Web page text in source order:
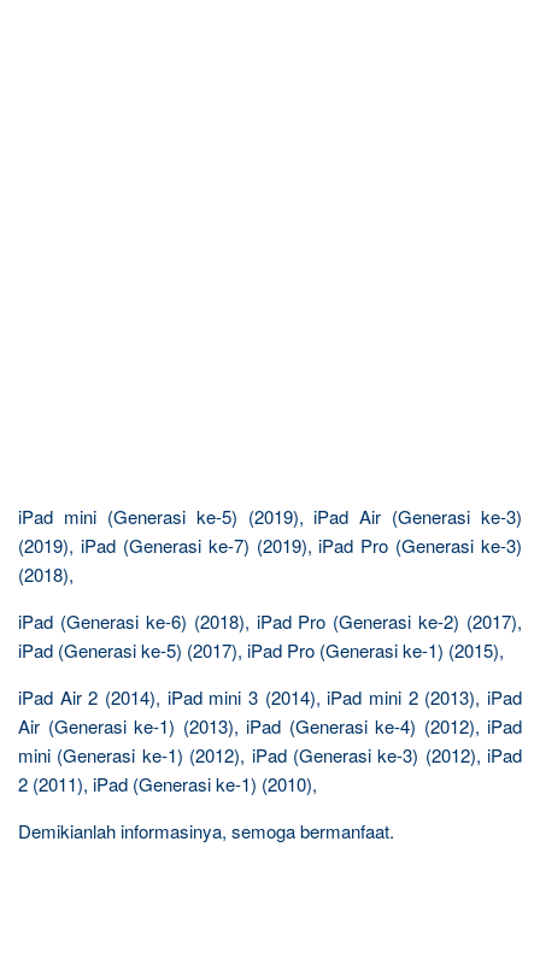
iPad mini (Generasi ke-5) (2019), iPad Air (Generasi ke-3)
(2019), iPad (Generasi ke-7) (2019), iPad Pro (Generasi ke-3)
(2018),
iPad (Generasi ke-6) (2018), iPad Pro (Generasi ke-2) (2017),
iPad (Generasi ke-5) (2017), iPad Pro (Generasi ke-1) (2015),
iPad Air 2 (2014), iPad mini 3 (2014), iPad mini 2 (2013), iPad
Air (Generasi ke-1) (2013), iPad (Generasi ke-4) (2012), iPad
mini (Generasi ke-1) (2012), iPad (Generasi ke-3) (2012), iPad
2 (2011), iPad (Generasi ke-1) (2010),
Demikianlah informasinya, semoga bermanfaat.